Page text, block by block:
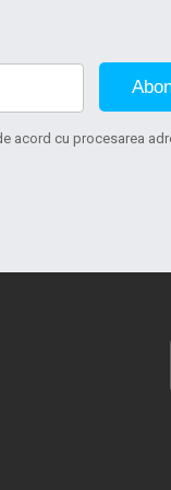
acord cu procesarea